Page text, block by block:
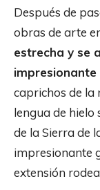
Después de
obras de arte
estrecha y se
caprichos de la
lengua de
de la Sierra de
impresionante
extensión